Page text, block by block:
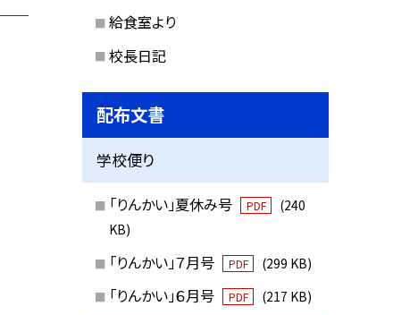
給食室より
校長日記
配布文書
学校便り
「りんかい」夏休み号 PDF
(240
KB)
「りんかい」７月号 PDF (299 KB)
「りんかい」６月号 PDF (217 KB)